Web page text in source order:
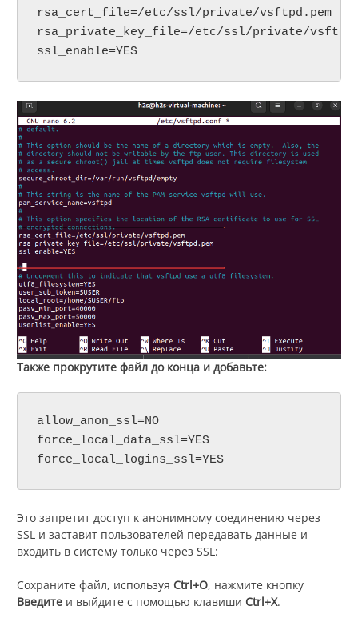
rsa_cert_file=/etc/ssl/private/vsftpd.pem
rsa_private_key_file=/etc/ssl/private/
ssl_enable=YES
Также прокрутите файл до конца и добавьте:
allow_anon_ssl=NO
force_local_data_ssl=YES
force_local_logins_ssl=YES
Это запретит доступ к анонимному соединению через
SSL и заставит пользователей передавать данные и
входить в систему только через SSL:
Сохраните файл, используя Ctrl+O, нажмите кнопку
Введите и выйдите с помощью клавиши Ctrl+X.